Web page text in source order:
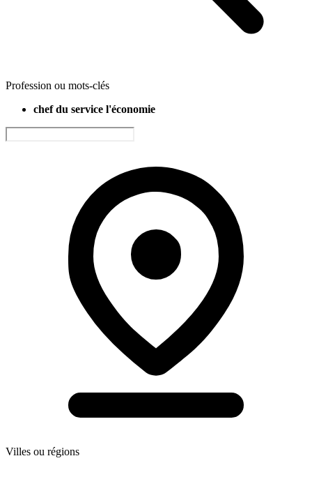
Profession ou mots-clés
chef du service l'économie
Villes ou régions